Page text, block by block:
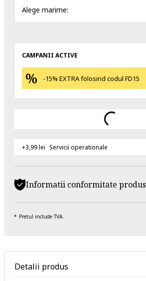
Alege marime:
CAMPANII ACTIVE
-15% EXTRA folosind codul FD15
+3,99 lei Servicii operationale
Informatii conformitate produs
Pretul include TVA.
Detalii produs